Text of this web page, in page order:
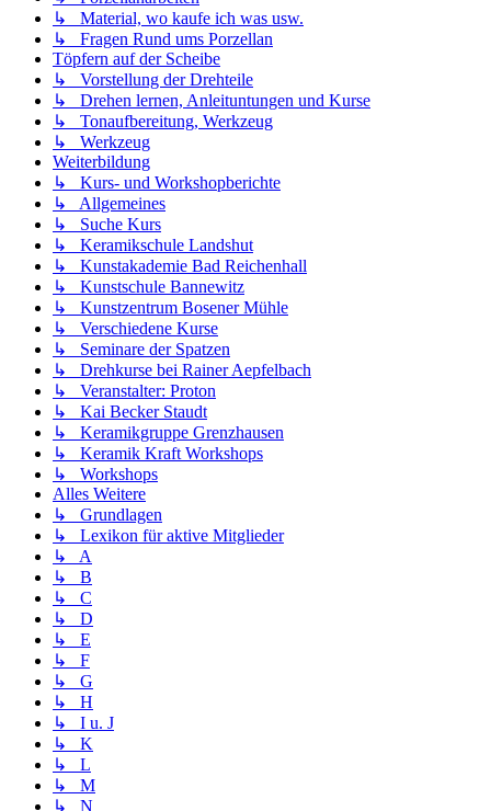
↳ Material, wo kaufe ich was usw.
↳ Fragen Rund ums Porzellan
Töpfern auf der Scheibe
↳ Vorstellung der Drehteile
↳ Drehen lernen, Anleituntungen und Kurse
↳ Tonaufbereitung, Werkzeug
↳ Werkzeug
Weiterbildung
↳ Kurs- und Workshopberichte
↳ Allgemeines
↳ Suche Kurs
↳ Keramikschule Landshut
↳ Kunstakademie Bad Reichenhall
↳ Kunstschule Bannewitz
↳ Kunstzentrum Bosener Mühle
↳ Verschiedene Kurse
↳ Seminare der Spatzen
↳ Drehkurse bei Rainer Aepfelbach
↳ Veranstalter: Proton
↳ Kai Becker Staudt
↳ Keramikgruppe Grenzhausen
↳ Keramik Kraft Workshops
↳ Workshops
Alles Weitere
↳ Grundlagen
↳ Lexikon für aktive Mitglieder
↳ A
↳ B
↳ C
↳ D
↳ E
↳ F
↳ G
↳ H
↳ I u. J
↳ K
↳ L
↳ M
↳ N